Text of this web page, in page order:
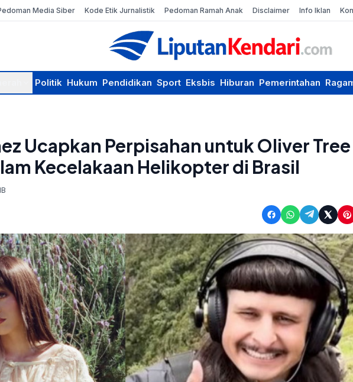
Media Siber Kode Etik Jurnalistik Pedoman Ramah Anak Disclaimer Info Iklan
Politik Hukum Pendidikan Sport Eksbis Hiburan Pemerintahan
Ucapkan Perpisahan untuk Oliver Tree
Kecelakaan Helikopter di Brasil